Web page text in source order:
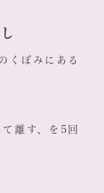
くぼみにある
離す、を5回